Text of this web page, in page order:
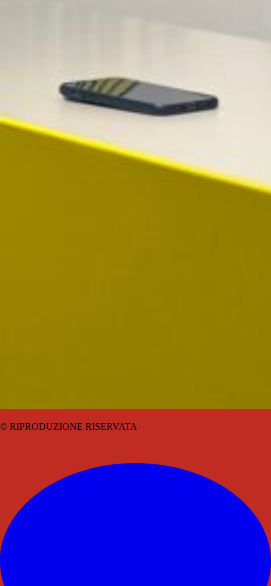
© RIPRODUZIONE RISERVATA